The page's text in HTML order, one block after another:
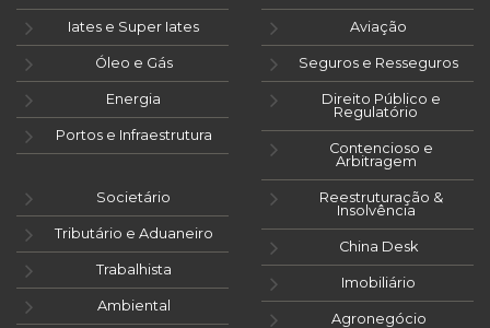
Iates e Super Iates
Óleo e Gás
Energia
Portos e Infraestrutura
Aviação
Seguros e Resseguros
Direito Público e
Regulatório
Contencioso e
Arbitragem
Societário
Tributário e Aduaneiro
Trabalhista
Ambiental
Reestruturação &
Insolvência
China Desk
Imobiliário
Agronegócio